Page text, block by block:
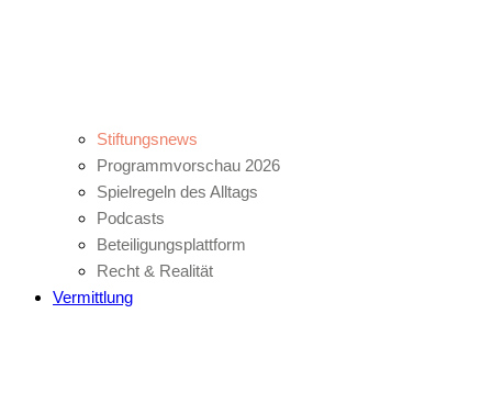
Stiftungsnews
Programmvorschau 2026
Spielregeln des Alltags
Podcasts
Beteiligungsplattform
Recht & Realität
Vermittlung